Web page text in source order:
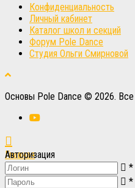
Конфиденциальность
Личный кабинет
Каталог школ и секций
Форум Pole Dance
Студия Ольги Смирновой
Основы Pole Dance © 2026.
Главная
Вход
Вход
Авторизация
*
*